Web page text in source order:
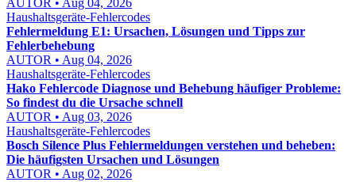
AUTOR • Aug 04, 2026
Haushaltsgeräte-Fehlercodes
Fehlermeldung E1: Ursachen, Lösungen und Tipps zur
Fehlerbehebung
AUTOR • Aug 04, 2026
Haushaltsgeräte-Fehlercodes
Hako Fehlercode Diagnose und Behebung häufiger Probleme:
So findest du die Ursache schnell
AUTOR • Aug 03, 2026
Haushaltsgeräte-Fehlercodes
Bosch Silence Plus Fehlermeldungen verstehen und beheben:
Die häufigsten Ursachen und Lösungen
AUTOR • Aug 02, 2026